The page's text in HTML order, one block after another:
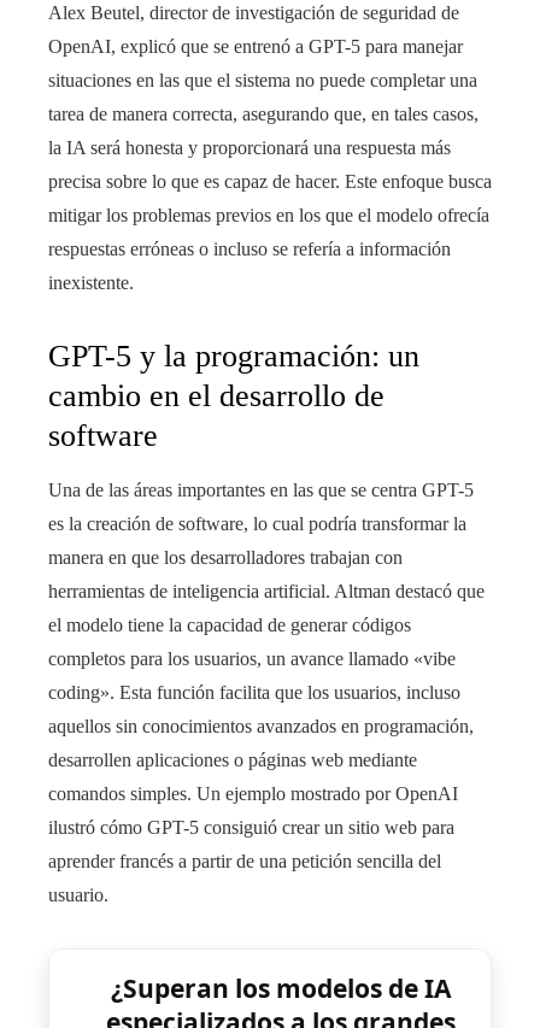
Alex Beutel, director de investigación de seguridad de
OpenAI, explicó que se entrenó a GPT-5 para manejar
situaciones en las que el sistema no puede completar una
tarea de manera correcta, asegurando que, en tales casos,
la IA será honesta y proporcionará una respuesta más
precisa sobre lo que es capaz de hacer. Este enfoque busca
mitigar los problemas previos en los que el modelo ofrecía
respuestas erróneas o incluso se refería a información
inexistente.
GPT-5 y la programación: un
cambio en el desarrollo de
software
Una de las áreas importantes en las que se centra GPT-5
es la creación de software, lo cual podría transformar la
manera en que los desarrolladores trabajan con
herramientas de inteligencia artificial. Altman destacó que
el modelo tiene la capacidad de generar códigos
completos para los usuarios, un avance llamado «vibe
coding». Esta función facilita que los usuarios, incluso
aquellos sin conocimientos avanzados en programación,
desarrollen aplicaciones o páginas web mediante
comandos simples. Un ejemplo mostrado por OpenAI
ilustró cómo GPT-5 consiguió crear un sitio web para
aprender francés a partir de una petición sencilla del
usuario.
¿Superan los modelos de IA